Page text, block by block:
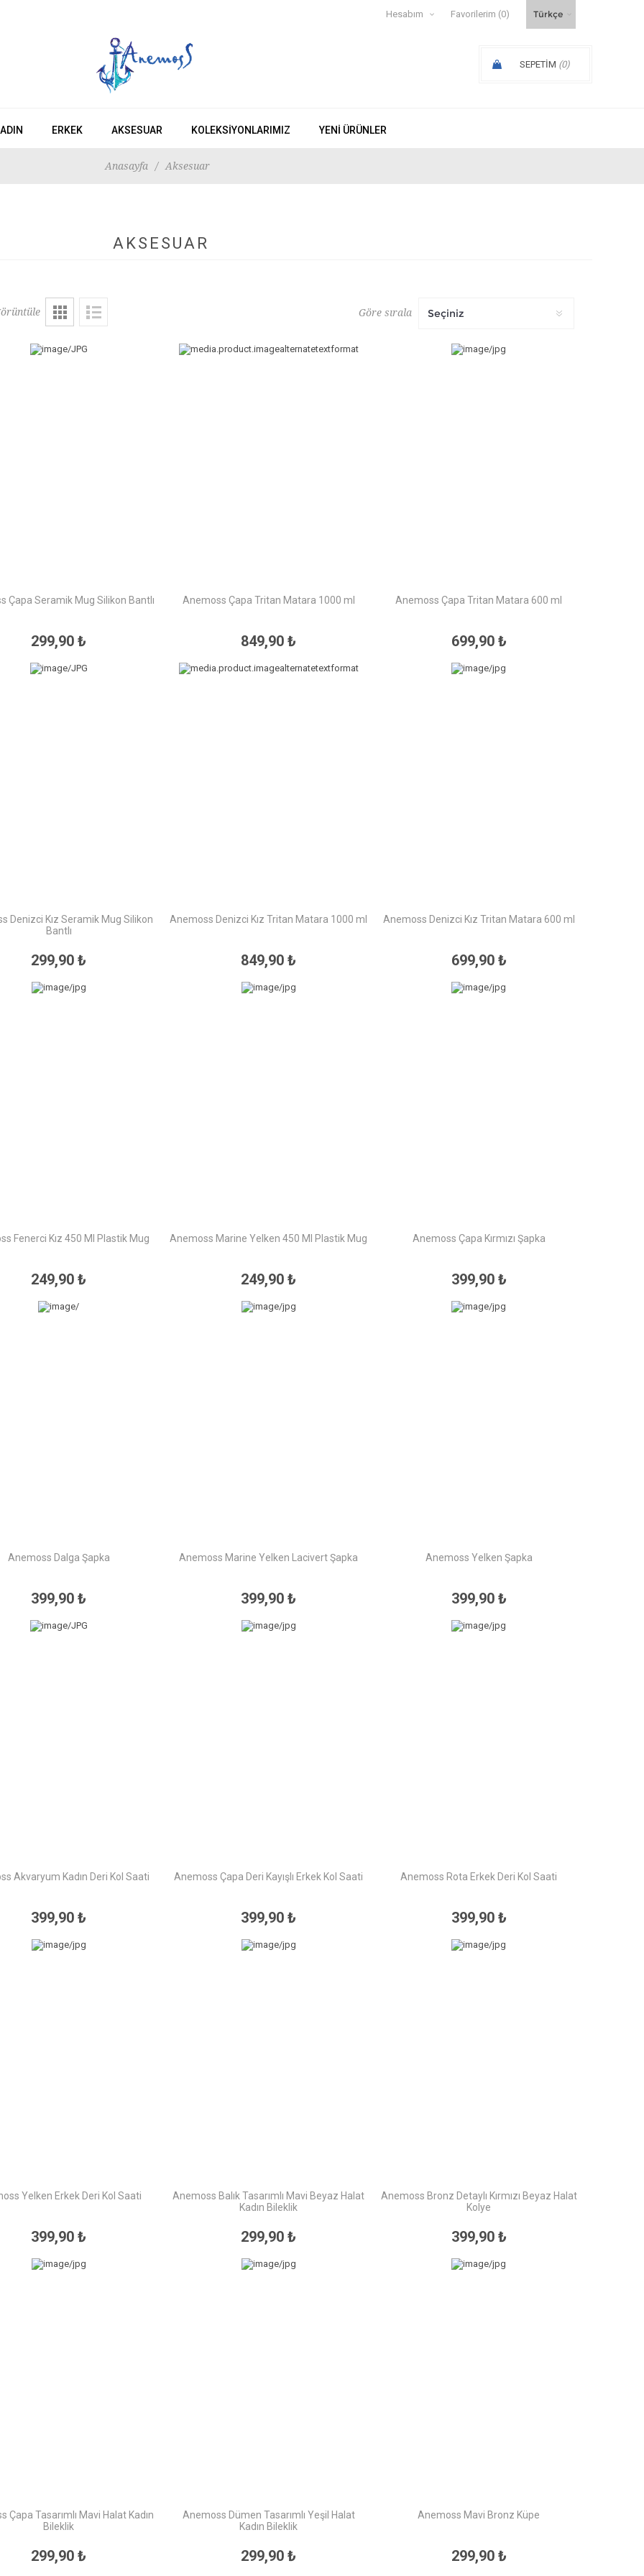
Hesabım Favorilerim (0)
SEPETIM (0)
ERKEK AKSESUAR KOLEKSIYONLARIMIZ YENI ÜRÜNLER
Anasayfa / Aksesuar
AKSESUAR
Göre sırala
Çapa Seramik Mug Silikon Bantlı
299,90 ₺
Anemoss Çapa Tritan Matara 1000 ml
849,90 ₺
Anemoss Çapa Tritan Matara 600 ml
699,90 ₺
Denizci Kız Seramik Mug Silikon
Bantlı
299,90 ₺
Anemoss Denizci Kız Tritan Matara 1000 ml
849,90 ₺
Anemoss Denizci Kız Tritan Matara 600 ml
699,90 ₺
Fenerci Kız 450 Ml Plastik Mug
249,90 ₺
Anemoss Marine Yelken 450 Ml Plastik Mug
249,90 ₺
Anemoss Çapa Kırmızı Şapka
399,90 ₺
Anemoss Dalga Şapka
399,90 ₺
Anemoss Marine Yelken Lacivert Şapka
399,90 ₺
Anemoss Yelken Şapka
399,90 ₺
Akvaryum Kadın Deri Kol Saati
399,90 ₺
Anemoss Çapa Deri Kayışlı Erkek Kol Saati
399,90 ₺
Anemoss Rota Erkek Deri Kol Saati
399,90 ₺
Yelken Erkek Deri Kol Saati
399,90 ₺
Anemoss Balık Tasarımlı Mavi Beyaz Halat
Kadın Bileklik
299,90 ₺
Anemoss Bronz Detaylı Kırmızı Beyaz Halat
Kolye
399,90 ₺
Çapa Tasarımlı Mavi Halat Kadın
Bileklik
299,90 ₺
Anemoss Dümen Tasarımlı Yeşil Halat
Kadın Bileklik
299,90 ₺
Anemoss Mavi Bronz Küpe
299,90 ₺